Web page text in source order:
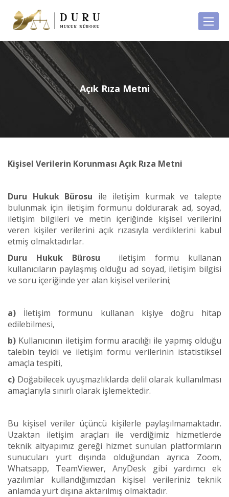
T
o
g
i
g
n
Açık Rıza Metni
Kişisel Verilerin Korunması Açık Rıza Metni
Duru Hukuk Bürosu ile iletişim kurmak ve talepte
bulunmak için iletişim formunu doldurarak ad, soyad,
iletişim bilgileri ve metin içeriğinde kişisel verilerini
veren kişiler verilerini açık rızasıyla verdiklerini kabul
etmiş olmaktadırlar.
Duru Hukuk Bürosu iletişim formu kullanan
kullanıcıların paylaşmış olduğu ad soyad, iletişim bilgisi
ve soru içeriğinde yer alan kişisel verilerini;
a) İletişim formunu kullanan kişiye doğru hitap
edilebilmesi,
b) Kullanıcının iletişim formu aracılığı ile yapmış olduğu
talebin teyidi ve iletişim formu verilerinin istatistiksel
amaçla tespiti,
c) Doğabilecek uyuşmazlıklarda delil olarak kullanılması
amaçlarıyla sınırlı olarak işlemektedir.
Bu kişisel veriler üçüncü kişilerle paylaşılmamaktadır.
Uzaktan iletişim araçları ile verdiğimiz hizmetlerde
teknik altyapımız gereği hizmet sunulan platformların
sunucuları yurt dışında olduğundan ayrıca Zoom,
Whatsapp, TeamViewer, AnyDesk gibi yardımcı ek
yazılımlar kullandığımızdan kişisel verileriniz teknik
anlamda yurt dışına aktarılmış olmaktadır.